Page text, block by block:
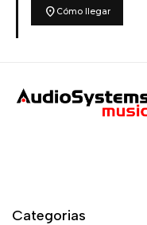
location_on Cómo llegar
Categorias